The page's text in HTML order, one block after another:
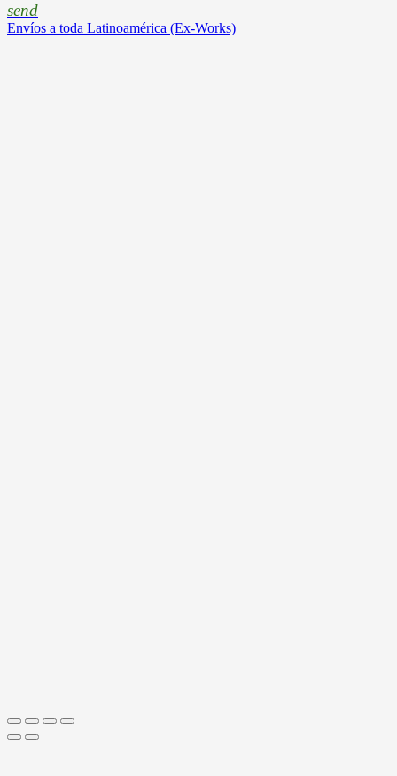
send
Envíos a toda Latinoamérica (Ex-Works)